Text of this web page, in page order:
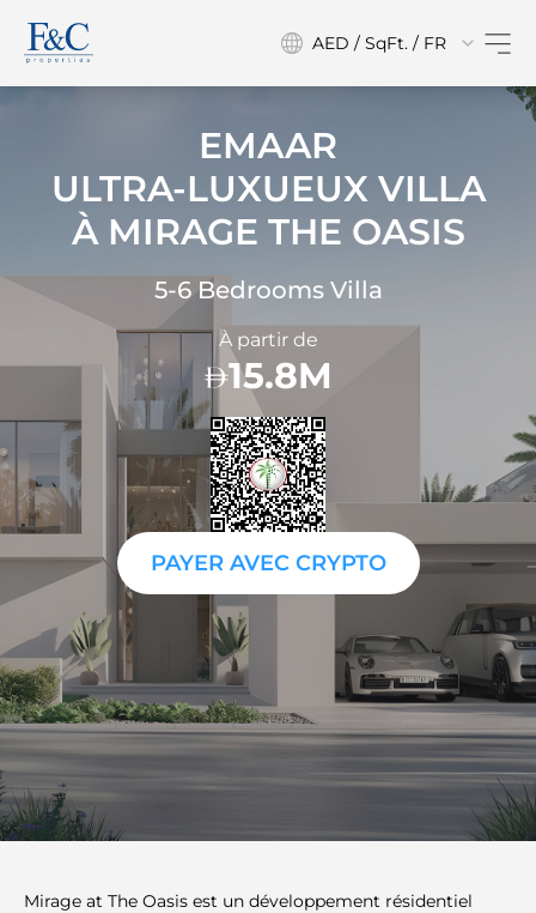
AED / SqFt. / FR
EMAAR
ULTRA-LUXUEUX VILLA
À MIRAGE THE OASIS
5-6 Bedrooms Villa
À partir de
15.8M
PAYER AVEC CRYPTO
Mirage at The Oasis est un développement résidentiel